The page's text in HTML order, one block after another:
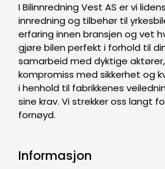
I Bilinnredning Vest AS er vi
innredning og tilbehør til
erfaring innen bransjen og vet
gjøre bilen perfekt i forhold til
samarbeid med dyktige
kompromiss med sikkerhet og
i henhold til fabrikkenes
sine krav. Vi strekker oss langt
fornøyd.
Informasjon